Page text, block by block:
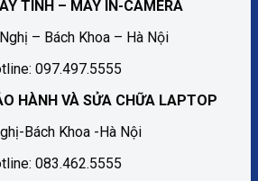
TÍNH – MÁY IN-CAMERA
– Bách Khoa – Hà Nội
097.497.5555
HÀNH VÀ SỬA CHỮA LAPTOP
Bách Khoa -Hà Nội
083.462.5555